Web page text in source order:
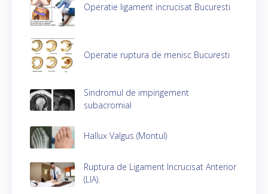
Operatie ligament incrucisat Bucuresti
Operatie ruptura de menisc Bucuresti
Sindromul de impingement
subacromial
Hallux Valgus (Montul)
Ruptura de Ligament Incrucisat Anterior
(LIA).